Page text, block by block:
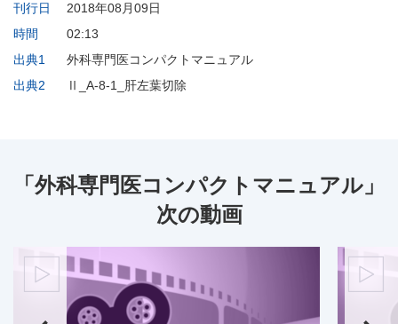
刊行日
2018年08月09日
時間
02:13
出典1
外科専門医コンパクトマニュアル
出典2
Ⅱ_A-8-1_肝左葉切除
「外科専門医コンパクトマニュアル」
次の動画